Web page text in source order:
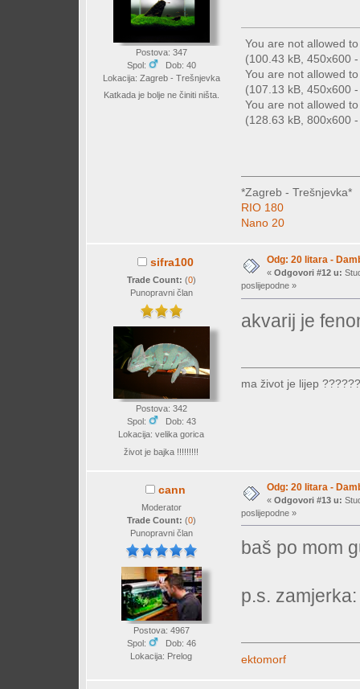
Postova: 347
Spol:
Dob: 40
Lokacija: Zagreb - Trešnjevka
Katkada je bolje ne činiti ništa.
You are not allowed
(100.43 kB, 450x600
You are not allowed
(107.13 kB, 450x600
You are not allowed
(128.63 kB, 800x600
*Zagreb - Trešnjevka*
RIO 180
Nano 20
sifra100
Trade Count: (0)
Punopravni član
Postova: 342
Spol:
Dob: 43
Lokacija: velika gorica
život je bajka !!!!!!!!!
Odg: 20 litara -
« Odgovori #12 u:
poslijepodne »
akvarij je
ma život je lijep
cann
Moderator
Trade Count: (0)
Punopravni član
Postova: 4967
Spol:
Dob: 46
Lokacija: Prelog
Odg: 20 litara -
« Odgovori #13 u:
poslijepodne »
baš po mom
p.s.
ektomorf